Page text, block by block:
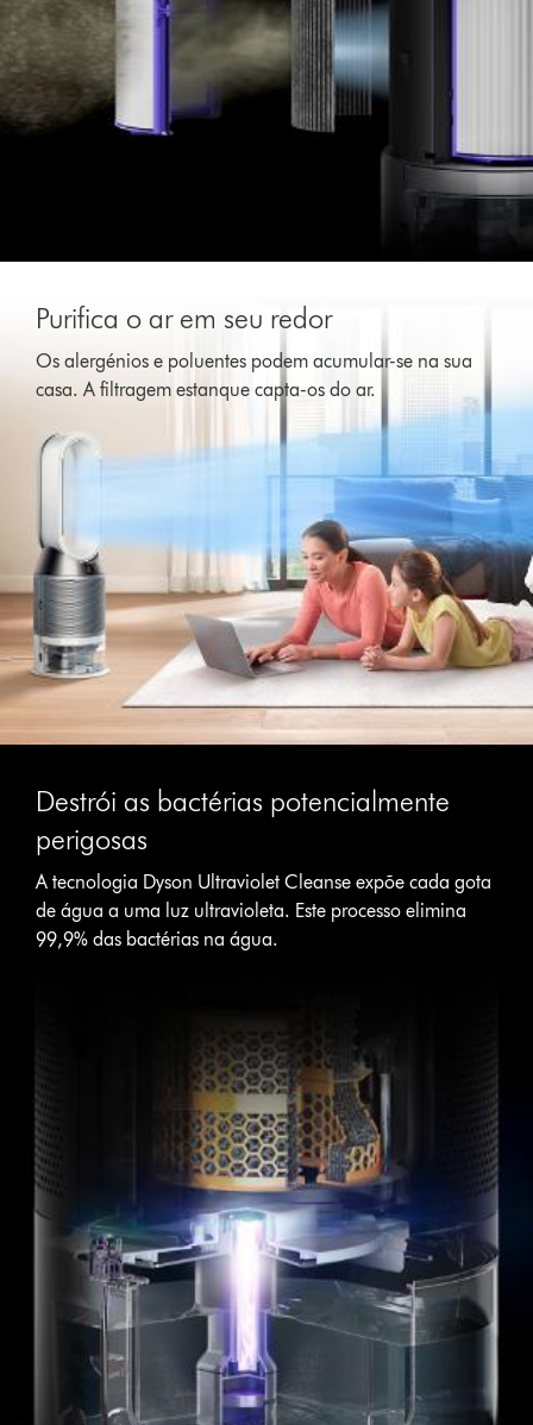
Purifica o ar em seu redor
Os alergénios e poluentes podem acumular-se na sua
casa. A filtragem estanque capta-os do ar.
Destrói as bactérias potencialmente
perigosas
A tecnologia Dyson Ultraviolet Cleanse expõe cada gota
de água a uma luz ultravioleta. Este processo elimina
99,9% das bactérias na água.